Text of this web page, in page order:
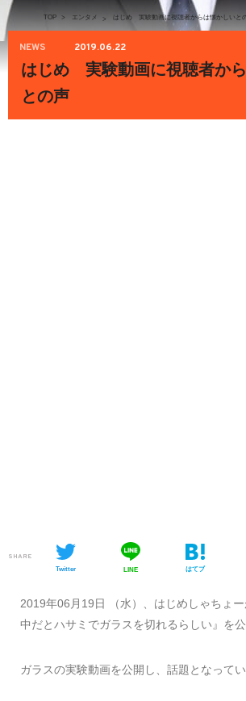
TOP > エンタメ > はじめ 実験動画に視聴者からは懐かしいと
NEWS 2019.06.22
はじめ 実験動画に視聴者か
との声
SHARE
Twitter LINE はてブ
2019年06月19日 （水）、はじめしゃちょ
中だとハサミでガラスを切れるらしい』を公
ガラスの実験動画を公開し、話題となってい